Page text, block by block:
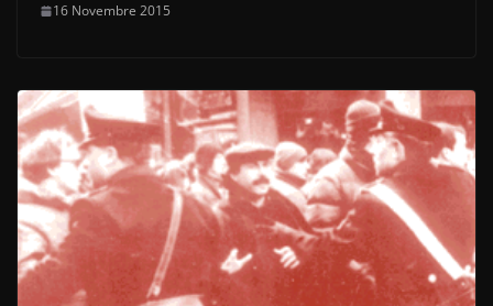
16 Novembre 2015